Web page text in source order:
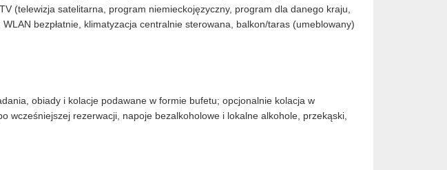
(telewizja satelitarna, program niemieckojęzyczny, program dla danego kraju,
bezpłatnie, klimatyzacja centralnie sterowana, balkon/taras (umeblowany)
obiady i kolacje podawane w formie bufetu; opcjonalnie kolacja w
wcześniejszej rezerwacji, napoje bezalkoholowe i lokalne alkohole, przekąski,